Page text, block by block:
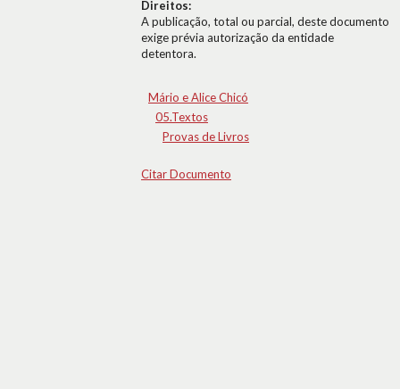
Direitos:
A publicação, total ou parcial, deste documento
exige prévia autorização da entidade
detentora.
Mário e Alice Chicó
05.Textos
Provas de Livros
Citar Documento